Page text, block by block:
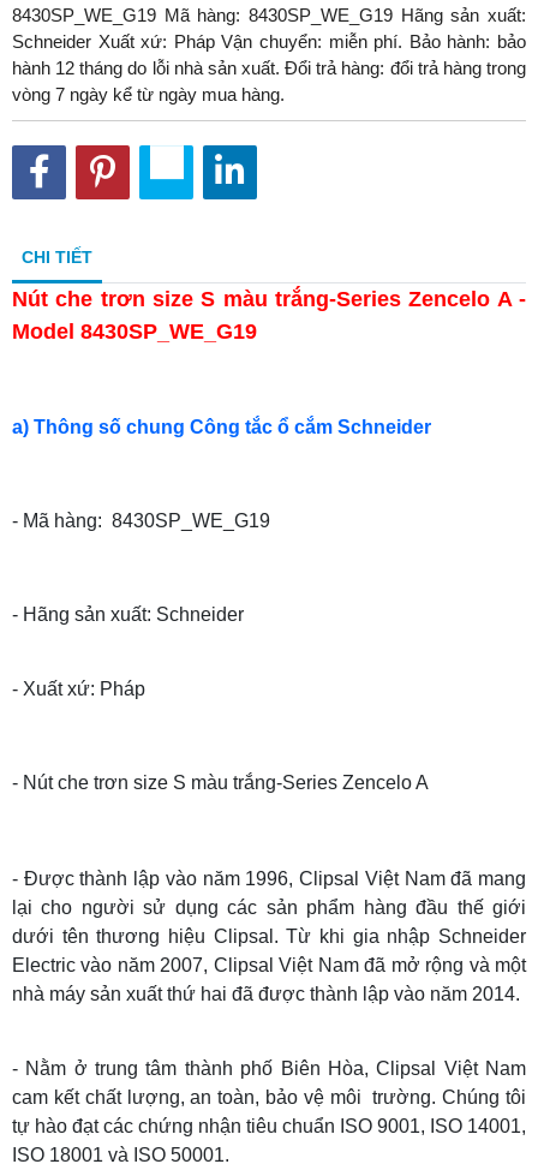
8430SP_WE_G19 Mã hàng: 8430SP_WE_G19 Hãng sản xuất:
Schneider Xuất xứ: Pháp Vận chuyển: miễn phí. Bảo hành: bảo
hành 12 tháng do lỗi nhà sản xuất. Đổi trả hàng: đổi trả hàng trong
vòng 7 ngày kể từ ngày mua hàng.
CHI TIẾT
Nút che trơn size S màu trắng-Series Zencelo A -
Model 8430SP_WE_G19
a) Thông số chung Công tắc ổ cắm Schneider
- Mã hàng: 8430SP_WE_G19
- Hãng sản xuất: Schneider
- Xuất xứ: Pháp
- Nút che trơn size S màu trắng-Series Zencelo A
- Được thành lập vào năm 1996, Clipsal Việt Nam đã mang
lại cho người sử dụng các sản phẩm hàng đầu thế giới
dưới tên thương hiệu Clipsal. Từ khi gia nhập Schneider
Electric vào năm 2007, Clipsal Việt Nam đã mở rộng và một
nhà máy sản xuất thứ hai đã được thành lập vào năm 2014.
- Nằm ở trung tâm thành phố Biên Hòa, Clipsal Việt Nam
cam kết chất lượng, an toàn, bảo vệ môi trường. Chúng tôi
tự hào đạt các chứng nhận tiêu chuẩn ISO 9001, ISO 14001,
ISO 18001 và ISO 50001.